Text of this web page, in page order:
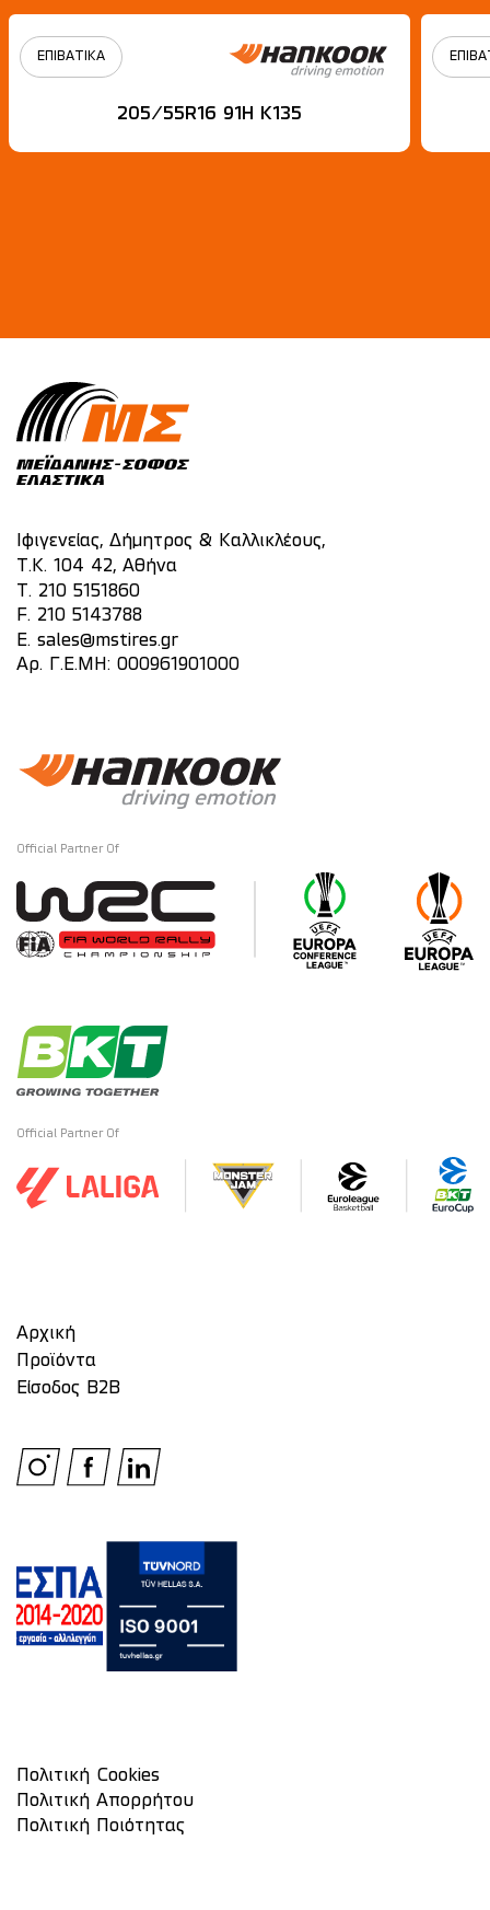
ΕΠΙΒΑΤΙΚΑ
205/55R16 91H Κ135
Ιφιγενείας, Δήμητρος & Καλλικλέους,
Τ.Κ. 104 42, Αθήνα
T. 210 5151860
F. 210 5143788
E. sales@mstires.gr
Αρ. Γ.Ε.ΜΗ: 000961901000
Official Partner Of
Official Partner Of
Αρχική
Προϊόντα
Είσοδος Β2Β
Πολιτική Cookies
Πολιτική Απορρήτου
Πολιτική Ποιότητας